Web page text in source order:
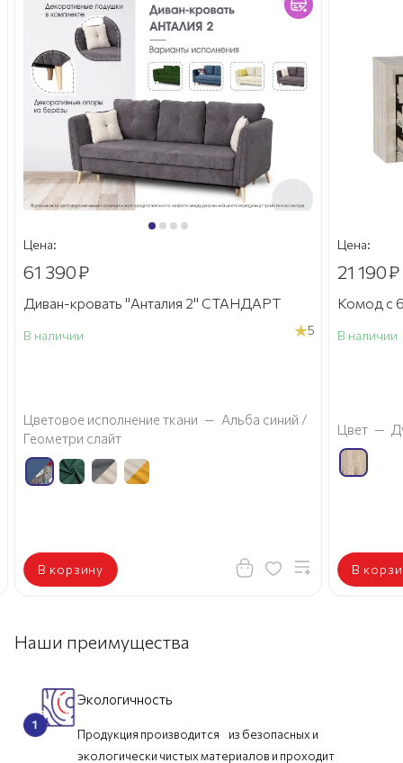
Цена:
61 390₽
Диван-кровать "Анталия 2" СТАНДАРТ
В наличии 5
Цветовое исполнение ткани — Альба синий /
Геометри слайт
В корзину
Цена:
21 190₽
Комод с
В наличии
Цвет —
В
Наши преимущества
Экологичность
Продукция производится из безопасных и
экологически чистых материалов и проходит